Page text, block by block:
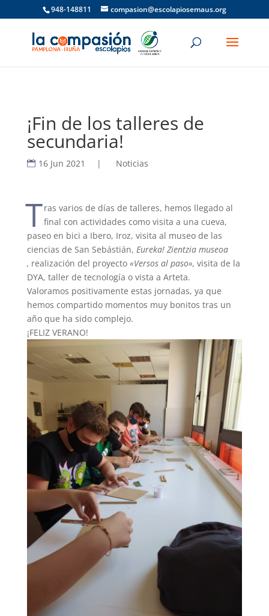
948-148811 compasion@escolapiosemaus.org
¡Fin de los talleres de
secundaria!
16 Jun 2021 | Noticias
Tras varios de días de talleres, hemos llegado al
final con actividades como visita a una cueva,
paseo en bici a Ibero, Iroz, visita al museo de las
ciencias de San Sebástián, Eureka! Zientzia museoa
, realización del proyecto«Versos al paso», visita de la
DYA, taller de tecnología o vista a Arteta.
Valoramos positivamente estas jornadas, ya que
hemos compartido momentos muy bonitos tras un
año que ha sido complejo.
¡FELIZ VERANO!